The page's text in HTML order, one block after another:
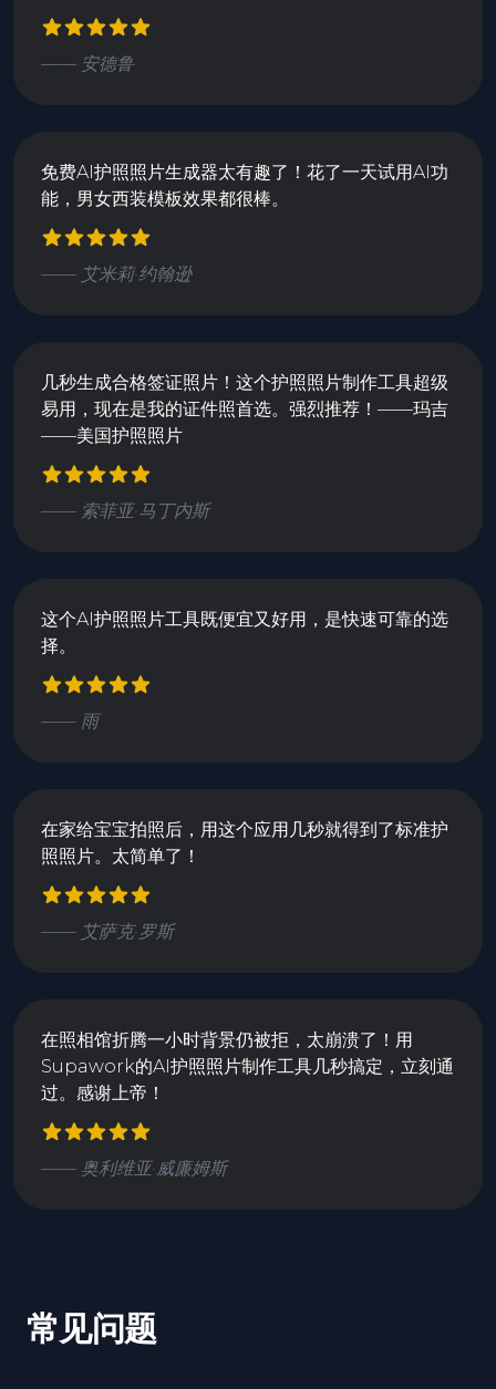
—— 安德鲁
免费AI护照照片生成器太有趣了！花了一天试用AI功
能，男女西装模板效果都很棒。
—— 艾米莉·约翰逊
几秒生成合格签证照片！这个护照照片制作工具超级
易用，现在是我的证件照首选。强烈推荐！——玛吉
——美国护照照片
—— 索菲亚·马丁内斯
这个AI护照照片工具既便宜又好用，是快速可靠的选
择。
—— 雨
在家给宝宝拍照后，用这个应用几秒就得到了标准护
照照片。太简单了！
—— 艾萨克·罗斯
在照相馆折腾一小时背景仍被拒，太崩溃了！用
Supawork的AI护照照片制作工具几秒搞定，立刻通
过。感谢上帝！
—— 奥利维亚·威廉姆斯
常见问题